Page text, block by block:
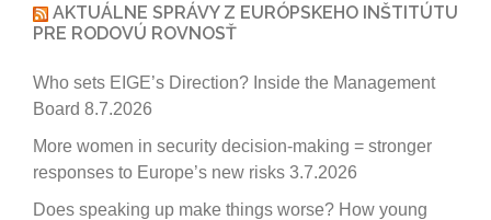
AKTUÁLNE SPRÁVY Z EURÓPSKEHO INŠTITÚTU
PRE RODOVÚ ROVNOSŤ
Who sets EIGE’s Direction? Inside the Management
Board 8.7.2026
More women in security decision-making = stronger
responses to Europe’s new risks 3.7.2026
Does speaking up make things worse? How young